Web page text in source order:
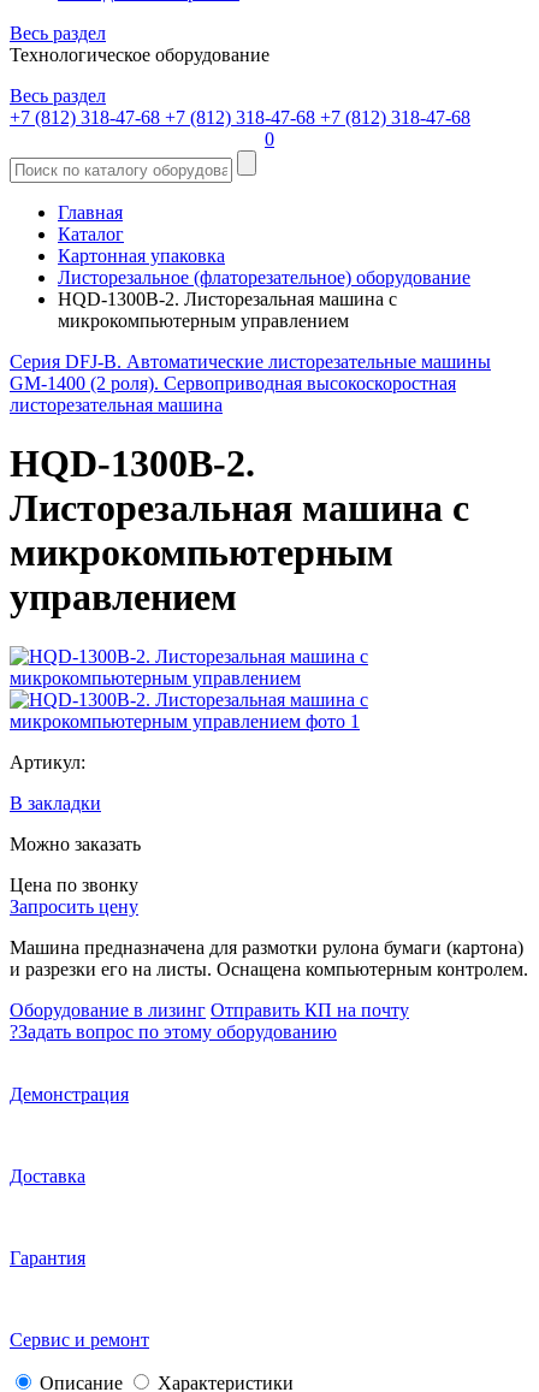
Весь раздел
Технологическое оборудование
Весь раздел
+7 (812) 318-47-68 +7 (812) 318-47-68 +7 (812) 318-47-68
0
Главная
Каталог
Картонная упаковка
Листорезальное (флаторезательное) оборудование
HQD-1300B-2. Листорезальная машина с
микрокомпьютерным управлением
Серия DFJ-B. Автоматические листорезательные машины
GM-1400 (2 роля). Сервоприводная высокоскоростная
листорезательная машина
HQD-1300B-2.
Листорезальная машина с
микрокомпьютерным
управлением
Артикул:
В закладки
Можно заказать
Цена по звонку
Запросить цену
Машина предназначена для размотки рулона бумаги (картона)
и разрезки его на листы. Оснащена компьютерным контролем.
Оборудование в лизинг Отправить КП на почту
?Задать вопрос по этому оборудованию
Демонстрация
Доставка
Гарантия
Сервис и ремонт
Описание
Характеристики